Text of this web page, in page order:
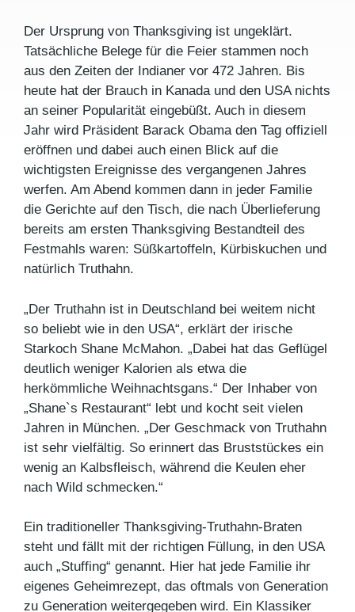
Der Ursprung von Thanksgiving ist ungeklärt.
Tatsächliche Belege für die Feier stammen noch
aus den Zeiten der Indianer vor 472 Jahren. Bis
heute hat der Brauch in Kanada und den USA nichts
an seiner Popularität eingebüßt. Auch in diesem
Jahr wird Präsident Barack Obama den Tag offiziell
eröffnen und dabei auch einen Blick auf die
wichtigsten Ereignisse des vergangenen Jahres
werfen. Am Abend kommen dann in jeder Familie
die Gerichte auf den Tisch, die nach Überlieferung
bereits am ersten Thanksgiving Bestandteil des
Festmahls waren: Süßkartoffeln, Kürbiskuchen und
natürlich Truthahn.
„Der Truthahn ist in Deutschland bei weitem nicht
so beliebt wie in den USA“, erklärt der irische
Starkoch Shane McMahon. „Dabei hat das Geflügel
deutlich weniger Kalorien als etwa die
herkömmliche Weihnachtsgans.“ Der Inhaber von
„Shane`s Restaurant“ lebt und kocht seit vielen
Jahren in München. „Der Geschmack von Truthahn
ist sehr vielfältig. So erinnert das Bruststückes ein
wenig an Kalbsfleisch, während die Keulen eher
nach Wild schmecken.“
Ein traditioneller Thanksgiving-Truthahn-Braten
steht und fällt mit der richtigen Füllung, in den USA
auch „Stuffing“ genannt. Hier hat jede Familie ihr
eigenes Geheimrezept, das oftmals von Generation
zu Generation weitergegeben wird. Ein Klassiker